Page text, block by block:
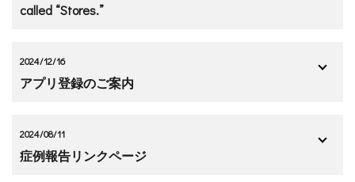
called “Stores.”
2024/12/16
アプリ登録のご案内
2024/08/11
症例報告リンクページ